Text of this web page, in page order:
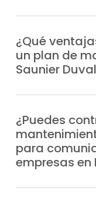
vez al año,
variar según el
puesta a punto
¿Qué
un plan de
Saunier
profesionales
incidencia,
sistema,
garantizas la
¿Puedes
para
empresas